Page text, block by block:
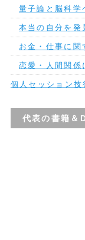
量子論と脳科学
本当の自分を発
お金・仕事に関
恋愛・人間関係
個人セッション技
代表の書籍＆